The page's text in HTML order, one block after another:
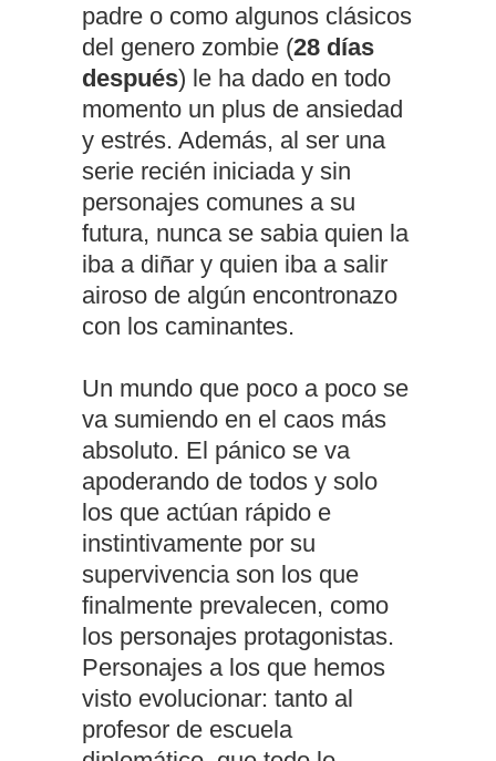
padre o como algunos clásicos
del genero zombie (28 días
después) le ha dado en todo
momento un plus de ansiedad
y estrés. Además, al ser una
serie recién iniciada y sin
personajes comunes a su
futura, nunca se sabia quien la
iba a diñar y quien iba a salir
airoso de algún encontronazo
con los caminantes.
Un mundo que poco a poco se
va sumiendo en el caos más
absoluto. El pánico se va
apoderando de todos y solo
los que actúan rápido e
instintivamente por su
supervivencia son los que
finalmente prevalecen, como
los personajes protagonistas.
Personajes a los que hemos
visto evolucionar: tanto al
profesor de escuela